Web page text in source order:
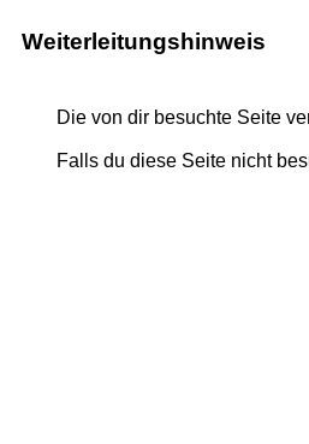
Weiterleitungshinweis
Die von dir besuchte Seite
Falls du diese Seite nicht